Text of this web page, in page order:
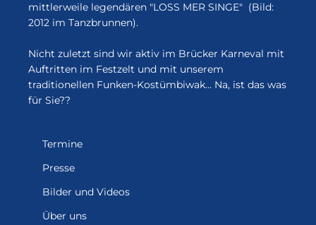
mittlerweile legendären "LOSS MER SINGE" (Bild:
2012 im Tanzbrunnen).
Nicht zuletzt sind wir aktiv im Brücker Karneval mit
Auftritten im Festzelt und mit unserem
traditionellen Funken-Kostümbiwak... Na, ist das was
für Sie??
Termine
Presse
Bilder und Videos
Über uns